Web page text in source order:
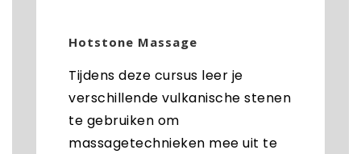
Hotstone Massage
Tijdens deze cursus leer je
verschillende vulkanische stenen
te gebruiken om
massagetechnieken mee uit te